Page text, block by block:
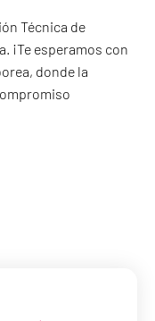
Técnica de
¡Te esperamos con
donde la